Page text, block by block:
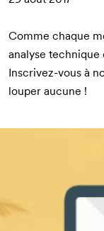
Comme chaque
analyse
Inscrivez-vous à
louper aucune !